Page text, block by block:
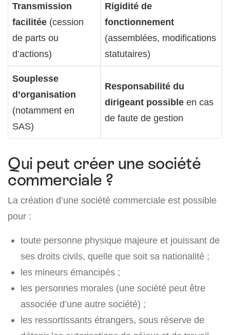
Transmission
facilitée (cession
de parts ou
d’actions)
Rigidité de
fonctionnement
(assemblées, modifications
statutaires)
Souplesse
d’organisation
(notamment en
SAS)
Responsabilité du
dirigeant possible en cas
de faute de gestion
Qui peut créer une société
commerciale ?
La création d’une société commerciale est possible
pour :
toute personne physique majeure et jouissant de
ses droits civils, quelle que soit sa nationalité ;
les mineurs émancipés ;
les personnes morales (une société peut être
associée d’une autre société) ;
les ressortissants étrangers, sous réserve de